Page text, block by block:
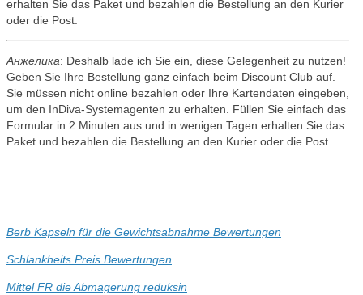
erhalten Sie das Paket und bezahlen die Bestellung an den Kurier
oder die Post.
Анжелика: Deshalb lade ich Sie ein, diese Gelegenheit zu nutzen!
Geben Sie Ihre Bestellung ganz einfach beim Discount Club auf.
Sie müssen nicht online bezahlen oder Ihre Kartendaten eingeben,
um den InDiva-Systemagenten zu erhalten. Füllen Sie einfach das
Formular in 2 Minuten aus und in wenigen Tagen erhalten Sie das
Paket und bezahlen die Bestellung an den Kurier oder die Post.
Berb Kapseln für die Gewichtsabnahme Bewertungen
Schlankheits Preis Bewertungen
Mittel FR die Abmagerung reduksin